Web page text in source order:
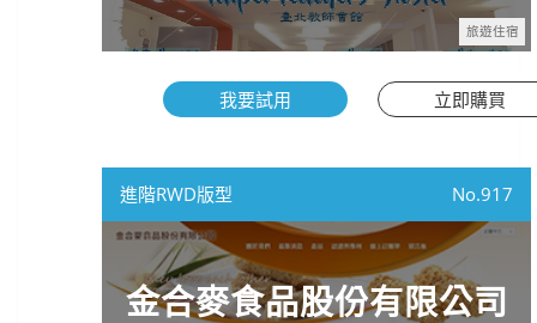
旅遊住宿
我要試用 立即購買
進階RWD版型 917
金合麥食品股份有限公司